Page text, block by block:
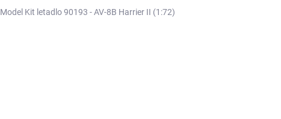
Model Kit letadlo 90193 - AV-8B Harrier II (1:72)